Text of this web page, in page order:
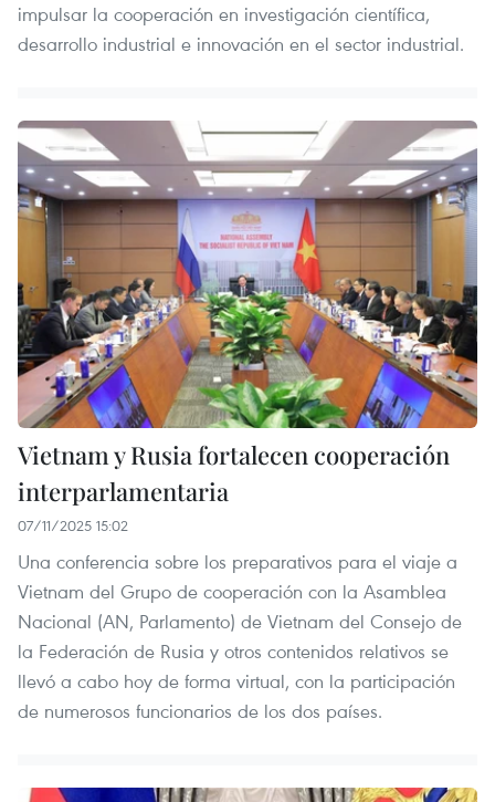
impulsar la cooperación en investigación científica,
desarrollo industrial e innovación en el sector industrial.
Vietnam y Rusia fortalecen cooperación
interparlamentaria
07/11/2025 15:02
Una conferencia sobre los preparativos para el viaje a
Vietnam del Grupo de cooperación con la Asamblea
Nacional (AN, Parlamento) de Vietnam del Consejo de
la Federación de Rusia y otros contenidos relativos se
llevó a cabo hoy de forma virtual, con la participación
de numerosos funcionarios de los dos países.